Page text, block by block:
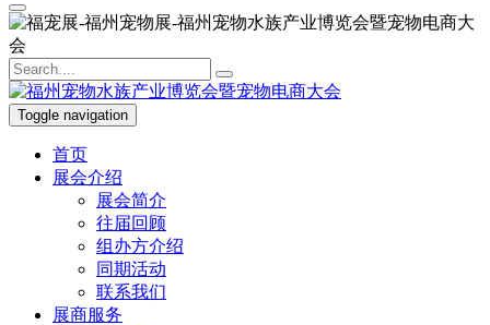
Toggle navigation
首页
展会介绍
展会简介
往届回顾
组办方介绍
同期活动
联系我们
展商服务